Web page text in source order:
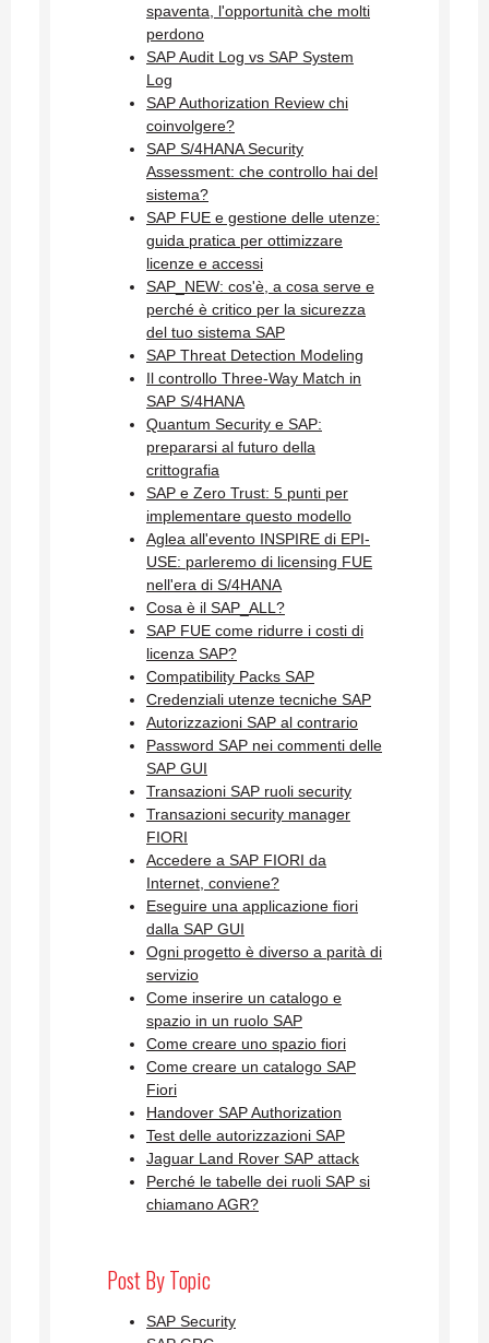
spaventa, l'opportunità che molti
perdono
SAP Audit Log vs SAP System
Log
SAP Authorization Review chi
coinvolgere?
SAP S/4HANA Security
Assessment: che controllo hai del
sistema?
SAP FUE e gestione delle utenze:
guida pratica per ottimizzare
licenze e accessi
SAP_NEW: cos'è, a cosa serve e
perché è critico per la sicurezza
del tuo sistema SAP
SAP Threat Detection Modeling
Il controllo Three-Way Match in
SAP S/4HANA
Quantum Security e SAP:
prepararsi al futuro della
crittografia
SAP e Zero Trust: 5 punti per
implementare questo modello
Aglea all'evento INSPIRE di EPI-
USE: parleremo di licensing FUE
nell'era di S/4HANA
Cosa è il SAP_ALL?
SAP FUE come ridurre i costi di
licenza SAP?
Compatibility Packs SAP
Credenziali utenze tecniche SAP
Autorizzazioni SAP al contrario
Password SAP nei commenti delle
SAP GUI
Transazioni SAP ruoli security
Transazioni security manager
FIORI
Accedere a SAP FIORI da
Internet, conviene?
Eseguire una applicazione fiori
dalla SAP GUI
Ogni progetto è diverso a parità di
servizio
Come inserire un catalogo e
spazio in un ruolo SAP
Come creare uno spazio fiori
Come creare un catalogo SAP
Fiori
Handover SAP Authorization
Test delle autorizzazioni SAP
Jaguar Land Rover SAP attack
Perché le tabelle dei ruoli SAP si
chiamano AGR?
Post By Topic
SAP Security